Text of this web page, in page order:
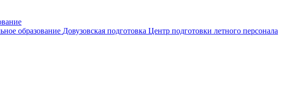
образование Довузовская подготовка Центр подготовки летного персонала